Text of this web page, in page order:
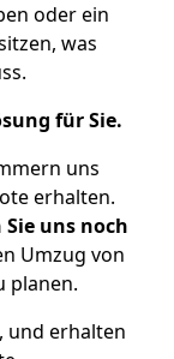
oder ein
was
für Sie.
uns
erhalten.
uns noch
Umzug von
planen.
und erhalten